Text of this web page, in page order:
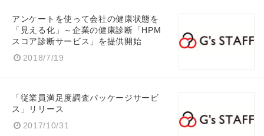
アンケートを使って会社の健康状態を
「見える化」～企業の健康診断「HPM
スコア診断サービス」を提供開始
2018/7/19
「従業員満足度調査パッケージサービ
ス」リリース
2017/10/31